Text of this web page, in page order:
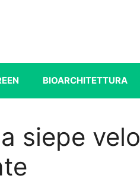
BIOARCHITETTURA
siepe